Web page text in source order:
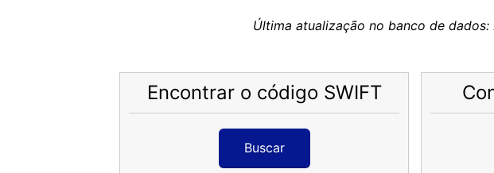
Última atualização no banco de
Encontrar o código SWIFT
Buscar